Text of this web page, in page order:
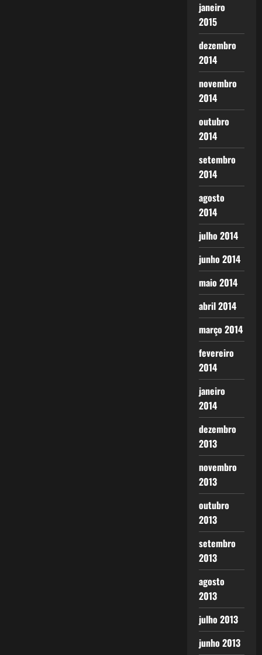
janeiro
2015
dezembro
2014
novembro
2014
outubro
2014
setembro
2014
agosto
2014
julho 2014
junho 2014
maio 2014
abril 2014
março 2014
fevereiro
2014
janeiro
2014
dezembro
2013
novembro
2013
outubro
2013
setembro
2013
agosto
2013
julho 2013
junho 2013